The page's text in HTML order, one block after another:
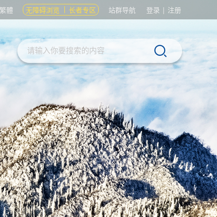
繁體 无障碍浏览 长者专区 站群导航 登录 | 注册